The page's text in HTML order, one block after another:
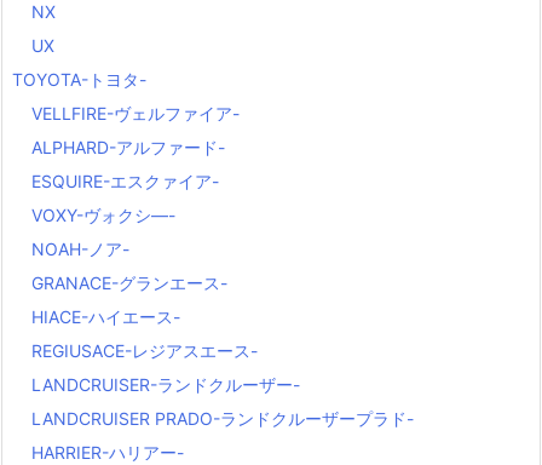
NX
UX
TOYOTA-トヨタ-
VELLFIRE-ヴェルファイア-
ALPHARD-アルファード-
ESQUIRE-エスクァイア-
VOXY-ヴォクシ―-
NOAH-ノア-
GRANACE-グランエース-
HIACE-ハイエース-
REGIUSACE-レジアスエース-
LANDCRUISER-ランドクルーザー-
LANDCRUISER PRADO-ランドクルーザープラド-
HARRIER-ハリアー-